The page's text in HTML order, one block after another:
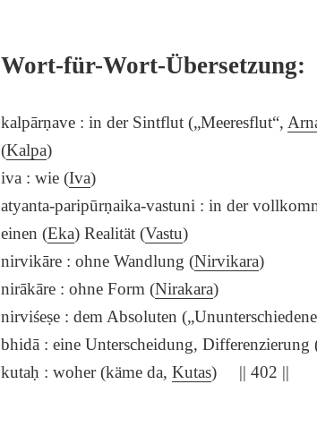
Wort-für-Wort-Übersetzung:
kalpārṇave : in der Sintflut („Meeresflut“,
(Kalpa)
iva : wie (Iva)
atyanta-paripūrṇaika-vastuni : in der
einen (Eka) Realität (Vastu)
nirvikāre : ohne Wandlung (Nirvikara)
nirākāre : ohne Form (Nirakara)
nirviśeṣe : dem Absoluten
bhidā : eine Unterscheidung, Differenzierung
kutaḥ : woher (käme da,Kutas) || 402 ||